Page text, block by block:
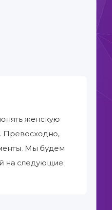
женскую
Превосходно,
Мы будем
на следующие